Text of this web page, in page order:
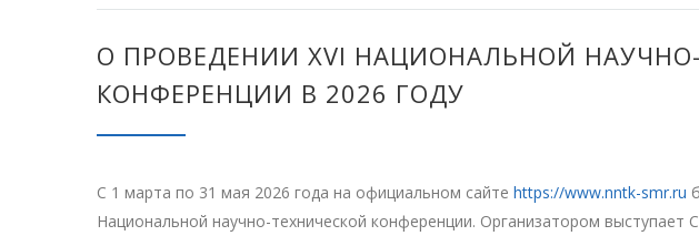
О ПРОВЕДЕНИИ XVI НАЦИОНАЛЬНОЙ
КОНФЕРЕНЦИИ В 2026 ГОДУ
С 1 марта по 31 мая 2026 года на официальном сайте https://www.nntk-smr.ru
Национальной научно-технической конференции. Организатором выступает